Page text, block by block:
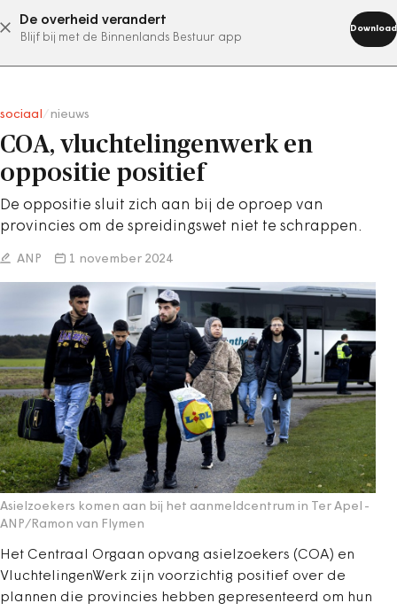
De overheid verandert
Blijf bij met de Binnenlands Bestuur app
Download
abonneer nu
sociaal nieuws
COA, vluchtelingenwerk en
oppositie positief
De oppositie sluit zich aan bij de oproep van
provincies om de spreidingswet niet te schrappen.
ANP 1 november 2024
Asielzoekers komen aan bij het aanmeldcentrum in Ter Apel -
ANP/Ramon van Flymen
Het Centraal Orgaan opvang asielzoekers (COA) en
VluchtelingenWerk zijn voorzichtig positief over de
plannen die provincies hebben gepresenteerd om hun